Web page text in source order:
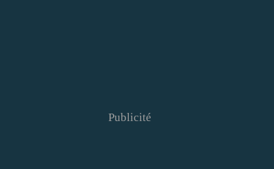
Publicité